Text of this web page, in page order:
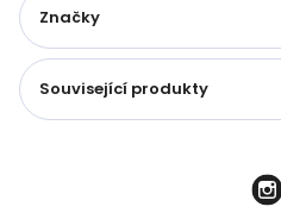
Značky
Související produkty